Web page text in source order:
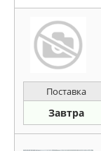
Поставка
Завтра